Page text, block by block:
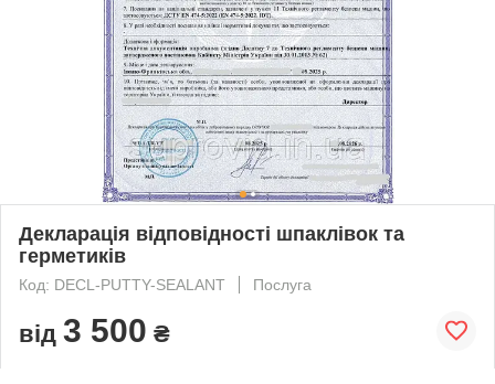
Декларація відповідності шпаклівок та
герметиків
Код: DECL-PUTTY-SEALANT Послуга
від 3 500 ₴